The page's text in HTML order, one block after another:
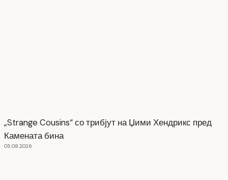
„Strange Cousins“ со трибјут на Џими Хендрикс пред
Камената бина
05.08.2026